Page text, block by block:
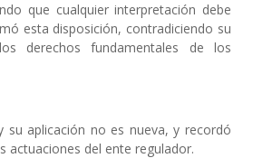
que cualquier interpretación debe
esta disposición, contradiciendo su
derechos fundamentales de los
aplicación no es nueva, y recordó
actuaciones del ente regulador.